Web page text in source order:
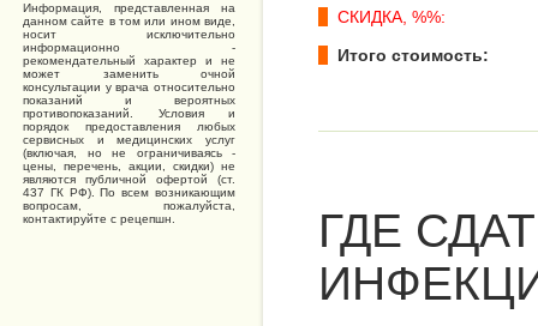
Информация, представленная на
данном сайте в том или ином виде,
носит исключительно
информационно -
рекомендательный характер и не
может заменить очной
консультации у врача относительно
показаний и вероятных
противопоказаний. Условия и
порядок предоставления любых
сервисных и медицинских услуг
(включая, но не ограничиваясь -
цены, перечень, акции, скидки) не
являются публичной офертой (ст.
437 ГК РФ). По всем возникающим
вопросам, пожалуйста,
контактируйте с рецепшн.
СКИДКА, %%:
Итого стоимость:
ГДЕ